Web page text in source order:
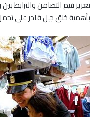
تعزيز قيم التضامن والترابط
بأهمية خلق جيل قادر على